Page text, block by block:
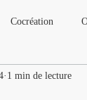
Cocréation
1 min de lecture